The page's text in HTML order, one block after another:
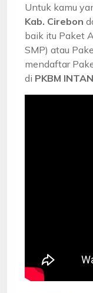
Untuk kamu
Kab. Cirebon
baik itu Paket
SMP) atau
mendaftar
di PKBM